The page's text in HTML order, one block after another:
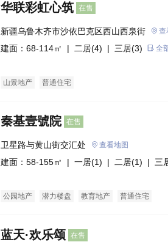
华联彩虹心筑 在售
新疆乌鲁木齐市沙依巴克区西山西泉街 查
建面：68-114㎡ | 二居(4) | 三居(3) 全
山景地产 普通住宅
秦基壹號院 在售
卫星路与黄山街交汇处 查看地图
建面：58-155㎡ | 一居(1) | 二居(1) | 三
公园地产 潜力楼盘 教育地产 普通住宅
蓝天·欢乐颂 在售